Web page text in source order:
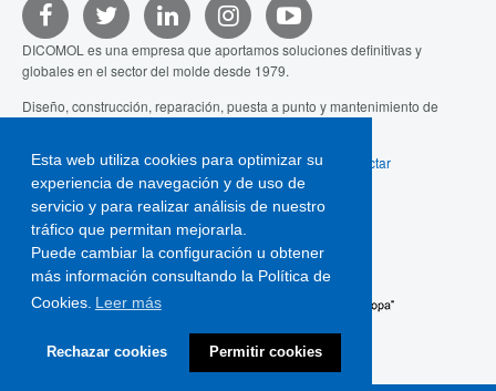
Esta web utiliza cookies para optimizar su
experiencia de navegación y de uso de
servicio y para realizar análisis de nuestro
tráfico que permitan mejorarla.
Puede cambiar la configuración u obtener
más información consultando la Política de
Cookies. Leer más
Rechazar cookies Permitir cookies
DICOMOL es una empresa que aportamos soluciones definitivas y
globales en el sector del molde desde 1979.
Diseño, construcción, reparación, puesta a punto y mantenimiento de
Aviso legal- Política de cookies-Webs de interés- Contactar